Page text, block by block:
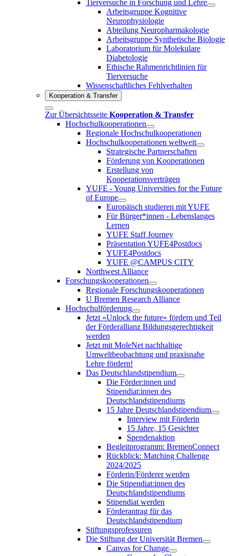
Tierversuche in Forschung und Lehre
Arbeitsgruppe Kognitive
Neurophysiologie
Abteilung Neuropharmakologie
Arbeitsgruppe Synthetische Biologie
Laboratorium für Molekulare
Diabetologie
Ethische Rahmenrichtlinien für
Tierversuche
Wissenschaftliches Fehlverhalten
Kooperation & Transfer
Zur Übersichtsseite Kooperation & Transfer
Hochschulkooperationen
Regionale Hochschulkooperationen
Hochschulkooperationen weltweit
Strategische Partnerschaften
Förderung von Kooperationen
Erstellung von
Kooperationsverträgen
YUFE - Young Universities for the Future
of Europe
Europäisch studieren mit YUFE
Für Bürger*innen - Lebenslanges
Lernen
YUFE Staff Journey
Präsentation YUFE4Postdocs
YUFE4Postdocs
YUFE @CAMPUS CITY
Northwest Alliance
Forschungskooperationen
Regionale Forschungskooperationen
U Bremen Research Alliance
Hochschulförderung
Jetzt »Unlock the future« fördern und Teil
der Förderallianz Bildungsgerechtigkeit
werden
Jetzt mit MoleNet nachhaltige
Umweltbeobachtung und praxisnahe
Lehre fördern!
Das Deutschlandstipendium
Die Förder:innen und
Stipendiat:innen des
Deutschlandstipendiums
15 Jahre Deutschlandstipendium
Interview mit Förderin
15 Jahre, 15 Gesichter
Spendenaktion
Begleitprogramm: BremenConnect
Rückblick: Matching Challenge
2024/2025
Förderin/Förderer werden
Die Stipendiat:innen des
Deutschlandstipendiums
Stipendiat werden
Förderantrag für das
Deutschlandstipendium
Stiftungsprofessuren
Die Stiftung der Universität Bremen
Canvas for Change